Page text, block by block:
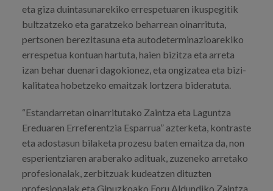
eta giza duintasunarekiko errespetuaren ikuspegitik
bultzatzeko eta garatzeko beharrean oinarrituta,
pertsonen berezitasuna eta autodeterminazioarekiko
errespetua kontuan hartuta, haien bizitza eta arreta
izan behar duenari dagokionez, eta ongizatea eta bizi-
kalitatea hobetzeko emaitzak lortzera bideratuta.
“Estandarretan oinarritutako Zaintza eta Laguntza
Ereduaren Erreferentzia Esparrua” azterketa, kontraste
eta adostasun bilaketa prozesu baten emaitza da, non
esperientziaren araberako adituak, zuzeneko arretako
profesionalak, zerbitzuak kudeatzen dituzten
profesionalak eta Gipuzkoako Foru Aldundiko Zaintza